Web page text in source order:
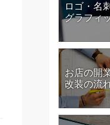
ロゴ・名
グラフィ
お店の開
改装の流